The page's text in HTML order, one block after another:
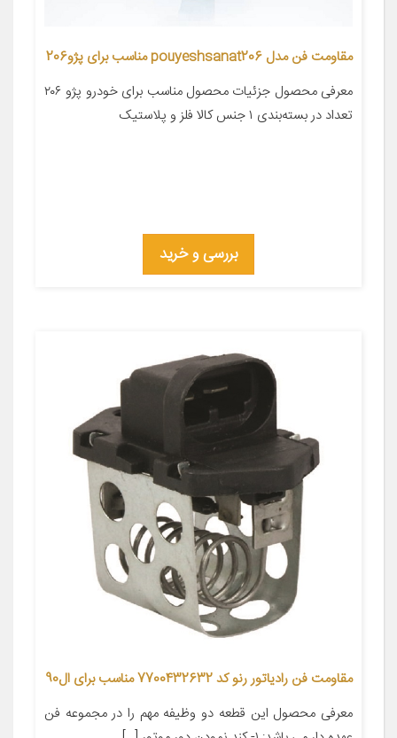
مقاومت فن مدل pouyeshsanat206 مناسب برای پژو206
معرفی محصول جزئیات محصول مناسب برای خودرو پژو ۲۰۶
تعداد در بسته‌بندی ۱ جنس کالا فلز و پلاستیک
بررسی و خرید
مقاومت فن رادیاتور رنو کد 7700432632 مناسب برای ال90
معرفی محصول این قطعه دو وظیفه مهم را در مجموعه فن